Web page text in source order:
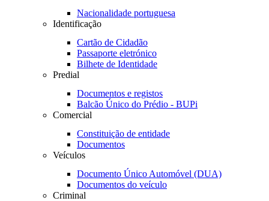
Nacionalidade portuguesa
Identificação
Cartão de Cidadão
Passaporte eletrónico
Bilhete de Identidade
Predial
Documentos e registos
Balcão Único do Prédio - BUPi
Comercial
Constituição de entidade
Documentos
Veículos
Documento Único Automóvel (DUA)
Documentos do veículo
Criminal